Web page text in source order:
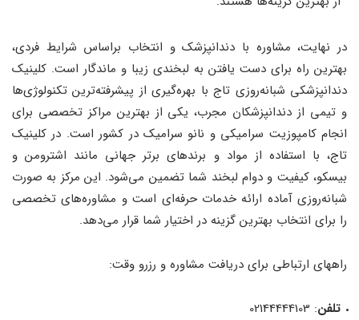
در نهایت، مشاوره با دندانپزشک و انتخاب براساس شرایط فردی،
بهترین راه برای دست یافتن به لبخندی زیبا و ماندگار است. کلینیک
دندانپزشکی شبانه‌روزی تاج با بهره‌گیری از پیشرفته‌ترین تکنولوژی‌ها
و تیمی از دندانپزشکان مجرب، یکی از بهترین مراکز تخصصی برای
انجام کامپوزیت سرامیکی و نانو سرامیک در کشور است. در کلینیک
تاج، با استفاده از مواد و برندهای برتر جهانی مانند اشترومن و
بیسکو، کیفیت و دوام لبخند شما تضمین می‌شود. این مرکز به صورت
شبانه‌روزی آماده ارائه خدمات حرفه‌ای است و مشاوره‌های تخصصی
را برای انتخاب بهترین گزینه در اختیار شما قرار می‌دهد.
راههای ارتباطی برای دریافت مشاوره و رزرو وقت:
تلفن: 02144444103